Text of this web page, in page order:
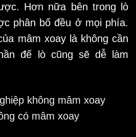
Hơn nữa bên trong lò
phân bố đều ở mọi phía.
mâm xoay là không cần
đế lò cũng sẽ dễ làm
có mâm xoay